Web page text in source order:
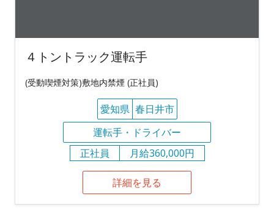
４トントラック運転手
(受動喫煙対策)敷地内禁煙 (正社員)
愛知県 春日井市
運転手・ドライバー
正社員
月給360,000円
詳細を見る